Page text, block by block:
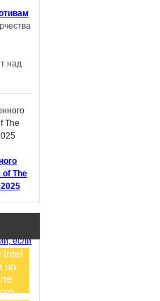
над
The
фильм
если